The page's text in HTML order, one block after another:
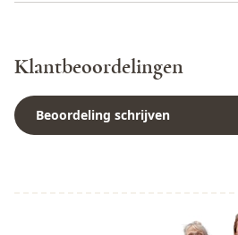
Appellatie
Bottelaar
Klantbeoordelingen
Beoordeling schrijven